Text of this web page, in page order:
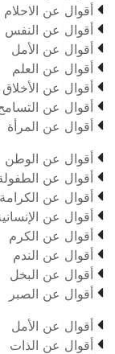
 أقوال عن الاحلام
 أقوال عن النفس
 أقوال عن الأمل
 أقوال عن العلم
 أقوال عن الأخلاق
 أقوال عن
 أقوال عن المرأة
 أقوال عن الوطن
 أقوال عن
 أقوال عن الكرامة
 أقوال عن
 أقوال عن الكرم
 أقوال عن الندم
 أقوال عن البخل
 أقوال عن الصبر
 أقوال عن الأمل
 أقوال عن الذات